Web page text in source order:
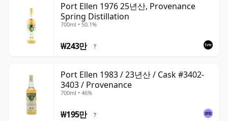
Port Ellen 1976 25년산, Provenance
Spring Distillation
700ml • 50.1%
₩243만 ?
Port Ellen 1983 / 23년산 / Cask #3402-
3403 / Provenance
700ml • 46%
₩195만 ?